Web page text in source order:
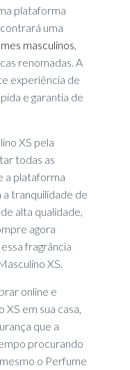
plataforma
uma
masculinos
renomadas. A
experiência de
e garantia de
XS pela
todas as
a plataforma
tranquilidade de
alta qualidade,
agora
fragrância
XS.
online e
em sua casa,
que a
procurando
o Perfume